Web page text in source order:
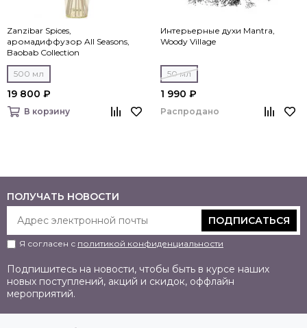
Zanzibar Spices,
аромадиффузор All Seasons,
Baobab Collection
500 мл
19 800 ₽
В корзину
Интерьерные духи Mantra,
Woody Village
50 мл
1 990 ₽
Распродано
ПОЛУЧАТЬ НОВОСТИ
ПОДПИСАТЬСЯ
Я согласен с политикой конфиденциальности
Подпишитесь на новости, чтобы быть в курсе наших
новых поступлений, акций и скидок, оффлайн
мероприятий.